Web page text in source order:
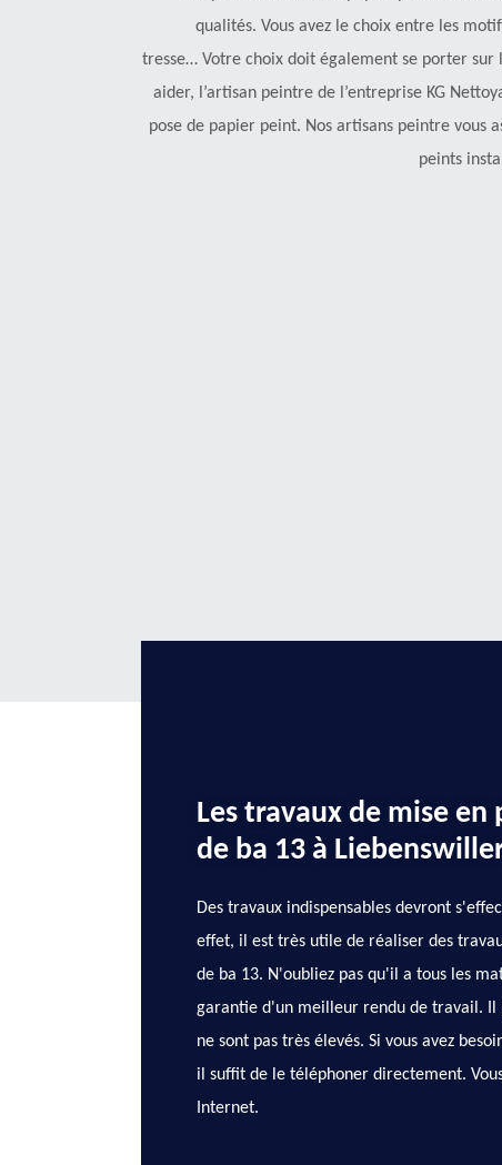
qualités. Vous avez le choix entre les
tresse… Votre choix doit également se porter sur
aider, l’artisan peintre de l’entreprise KG
pose de papier peint. Nos artisans peintre vous
peints
Les travaux de mise en
de ba 13 à
Des travaux indispensables devront
effet, il est très utile de réaliser des
de ba 13. N'oubliez pas qu'il a tous les
garantie d'un meilleur rendu de travail. Il
ne sont pas très élevés. Si vous avez
il suffit de le téléphoner directement.
Internet.